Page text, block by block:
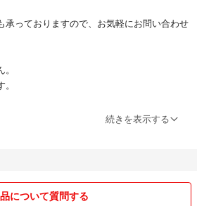
承っておりますので、お気軽にお問い合わせ
ますので価格交渉ご相談くださいませ！
続きを表示する
について質問する